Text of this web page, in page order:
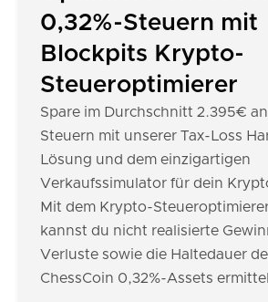
0,32%-Steuern mit
Blockpits Krypto-
Steueroptimierer
Spare im Durchschnitt 2.395€
Steuern mit unserer Tax-Loss
Lösung und dem einzigartigen
Verkaufssimulator für dein
Mit dem Krypto-
kannst du nicht realisierte
Verluste sowie die Haltedauer
ChessCoin 0,32%-Assets